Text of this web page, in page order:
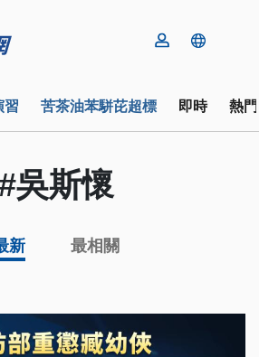
習 苦茶油苯駢芘超標 即時 熱
吳斯懷
新 最相關